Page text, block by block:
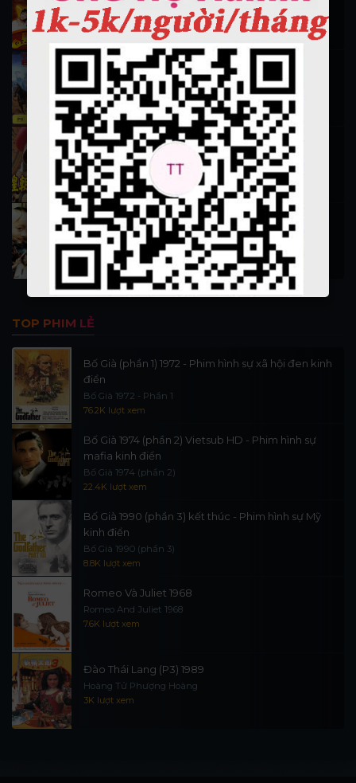
Thần Tài Truyền Kỳ 1999
16.5K lượt xem
Hiệp Sĩ Vượt Thời Gian 1999 (trọn bộ)
Hiệp Sĩ Vượt Thời Gian 1999
16.1K lượt xem
Nỗ Nhĩ Cáp Xích (Vương triều 1)
Phim 13 đời vua nhà Thanh phần 1
12.7K lượt xem
Tam Mao Phưu Lưu Ký 1996
San Mao Liu Lang Ji
11.7K lượt xem
TOP PHIM LẺ
Bố Già (phần 1) 1972 - Phim hình sự xã hội đen kinh
điển
Bố Già 1972 - Phần 1
76.2K lượt xem
Bố Già 1974 (phần 2) Vietsub HD - Phim hình sự
mafia kinh điển
Bố Già 1974 (phần 2)
22.4K lượt xem
Bố Già 1990 (phần 3) kết thúc - Phim hình sự Mỹ
kinh điển
Bố Già 1990 (phần 3)
8.8K lượt xem
Romeo Và Juliet 1968
Romeo And Juliet 1968
7.6K lượt xem
Đào Thái Lang (P3) 1989
Hoàng Tử Phượng Hoàng
3K lượt xem